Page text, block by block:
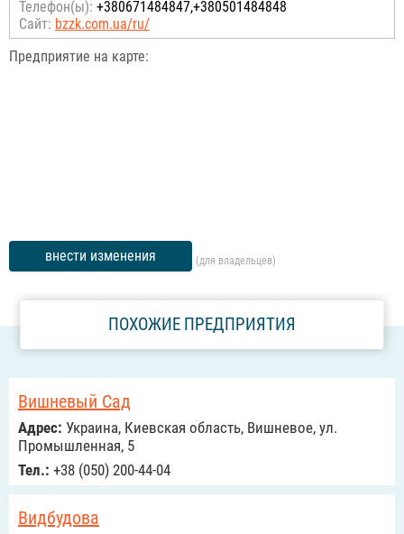
Телефон(ы): +380671484847,+380501484848
Сайт: bzzk.com.ua/ru/
Предприятие на карте:
внести изменения (для владельцев)
ПОХОЖИЕ ПРЕДПРИЯТИЯ
Вишневый Сад
Адрес: Украина, Киевская область, Вишневое, ул.
Промышленная, 5
Тел.: +38 (050) 200-44-04
Видбудова